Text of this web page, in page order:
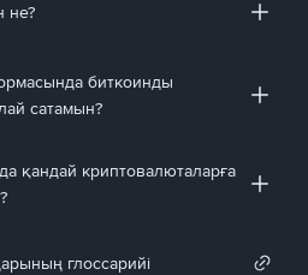
не?
биткоинды
сатамын?
қандай криптовалюталарға
глоссарийі